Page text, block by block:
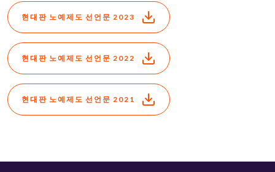
현대판 노예제도 선언문 2023
현대판 노예제도 선언문 2022
현대판 노예제도 선언문 2021